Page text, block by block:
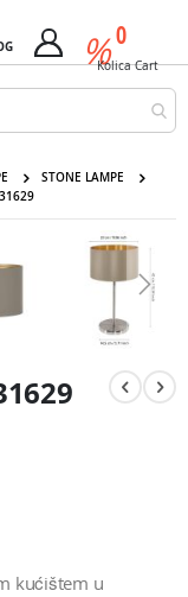
%
Cart 0
Kolica Cart
STONE LAMPE
kućištem u